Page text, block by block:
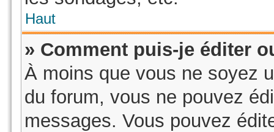
Haut
» Comment puis-je éditer
À moins que vous ne soyez
du forum, vous ne pouvez
messages. Vous pouvez